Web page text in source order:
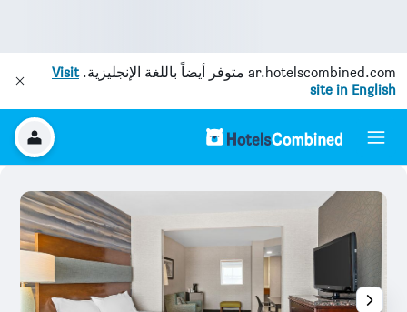
ar.hotelscombined.com متوفر أيضاً باللغة الإنجليزية.Visit
site in English